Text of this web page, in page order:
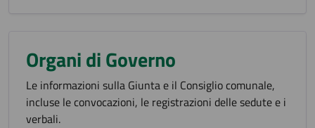
Organi di Governo
Le informazioni sulla Giunta e il Consiglio comunale,
incluse le convocazioni, le registrazioni delle sedute e i
verbali.